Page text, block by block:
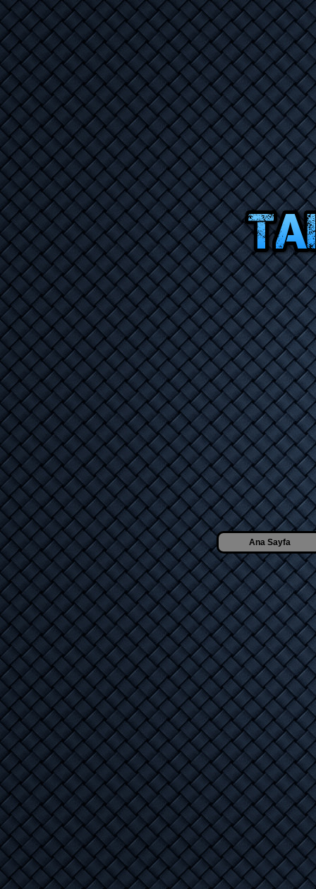
Ana Sayfa